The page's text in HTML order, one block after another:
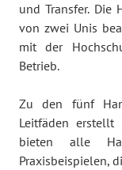
und Transfer. Die
von zwei Unis
mit der
Betrieb.
Zu den fünf
Leitfäden erstellt
bieten alle
Praxisbeispielen,